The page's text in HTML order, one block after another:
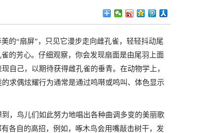
的“扇屏”，只见它漫步走向雌孔雀，轻轻抖动尾
的芳心。仔细观察，你会发现扇面是由尾羽上面
自己，以期待获得雌孔雀的垂青。在动物学上，
求偶炫耀行为通常是通过鸣啭或鸣叫、体色显示
，鸟儿们如此努力地唱出各种曲调多变的美丽歌
各自的高招，例如，啄木鸟会用嘴敲击树干，发